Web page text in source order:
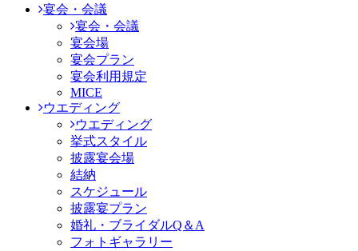
宴会・会議
宴会・会議
宴会場
宴会プラン
宴会利用規定
MICE
ウエディング
ウエディング
挙式スタイル
披露宴会場
結納
スケジュール
披露宴プラン
婚礼・ブライダルQ＆A
フォトギャラリー